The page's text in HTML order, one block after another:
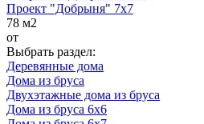
Проект "Добрыня" 7х7
78 м2
от
Выбрать раздел:
Деревянные дома
Дома из бруса
Двухэтажные дома из бруса
Дома из бруса 6х6